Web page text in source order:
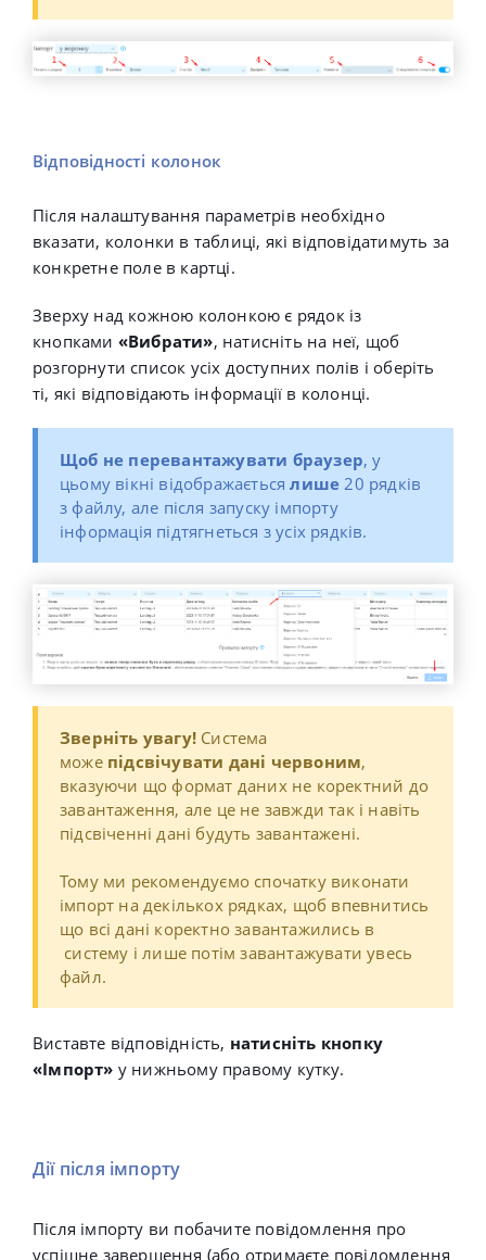
Відповідності колонок
Після налаштування параметрів необхідно
вказати, колонки в таблиці, які відповідатимуть за
конкретне поле в картці.
Зверху над кожною колонкою є рядок із
кнопками «Вибрати», натисніть на неї, щоб
розгорнути список усіх доступних полів і оберіть
ті, які відповідають інформації в колонці.
Щоб не перевантажувати браузер, у
цьому вікні відображаєтьсялише 20 рядків
з файлу, але після запуску імпорту
інформація підтягнеться з усіх рядків.
Зверніть увагу! Система
може підсвічувати дані червоним,
вказуючи що формат даних не коректний до
завантаження, але це не завжди так і навіть
підсвіченні дані будуть завантажені.
Тому ми рекомендуємо спочатку виконати
імпорт на декількох рядках, щоб впевнитись
що всі дані коректно завантажились в
систему і лише потім завантажувати увесь
файл.
Виставте відповідність, натисніть кнопку
«Імпорт» у нижньому правому кутку.
Дії після імпорту
Після імпорту ви побачите повідомлення про
успішне завершення (або отримаєте повідомлення